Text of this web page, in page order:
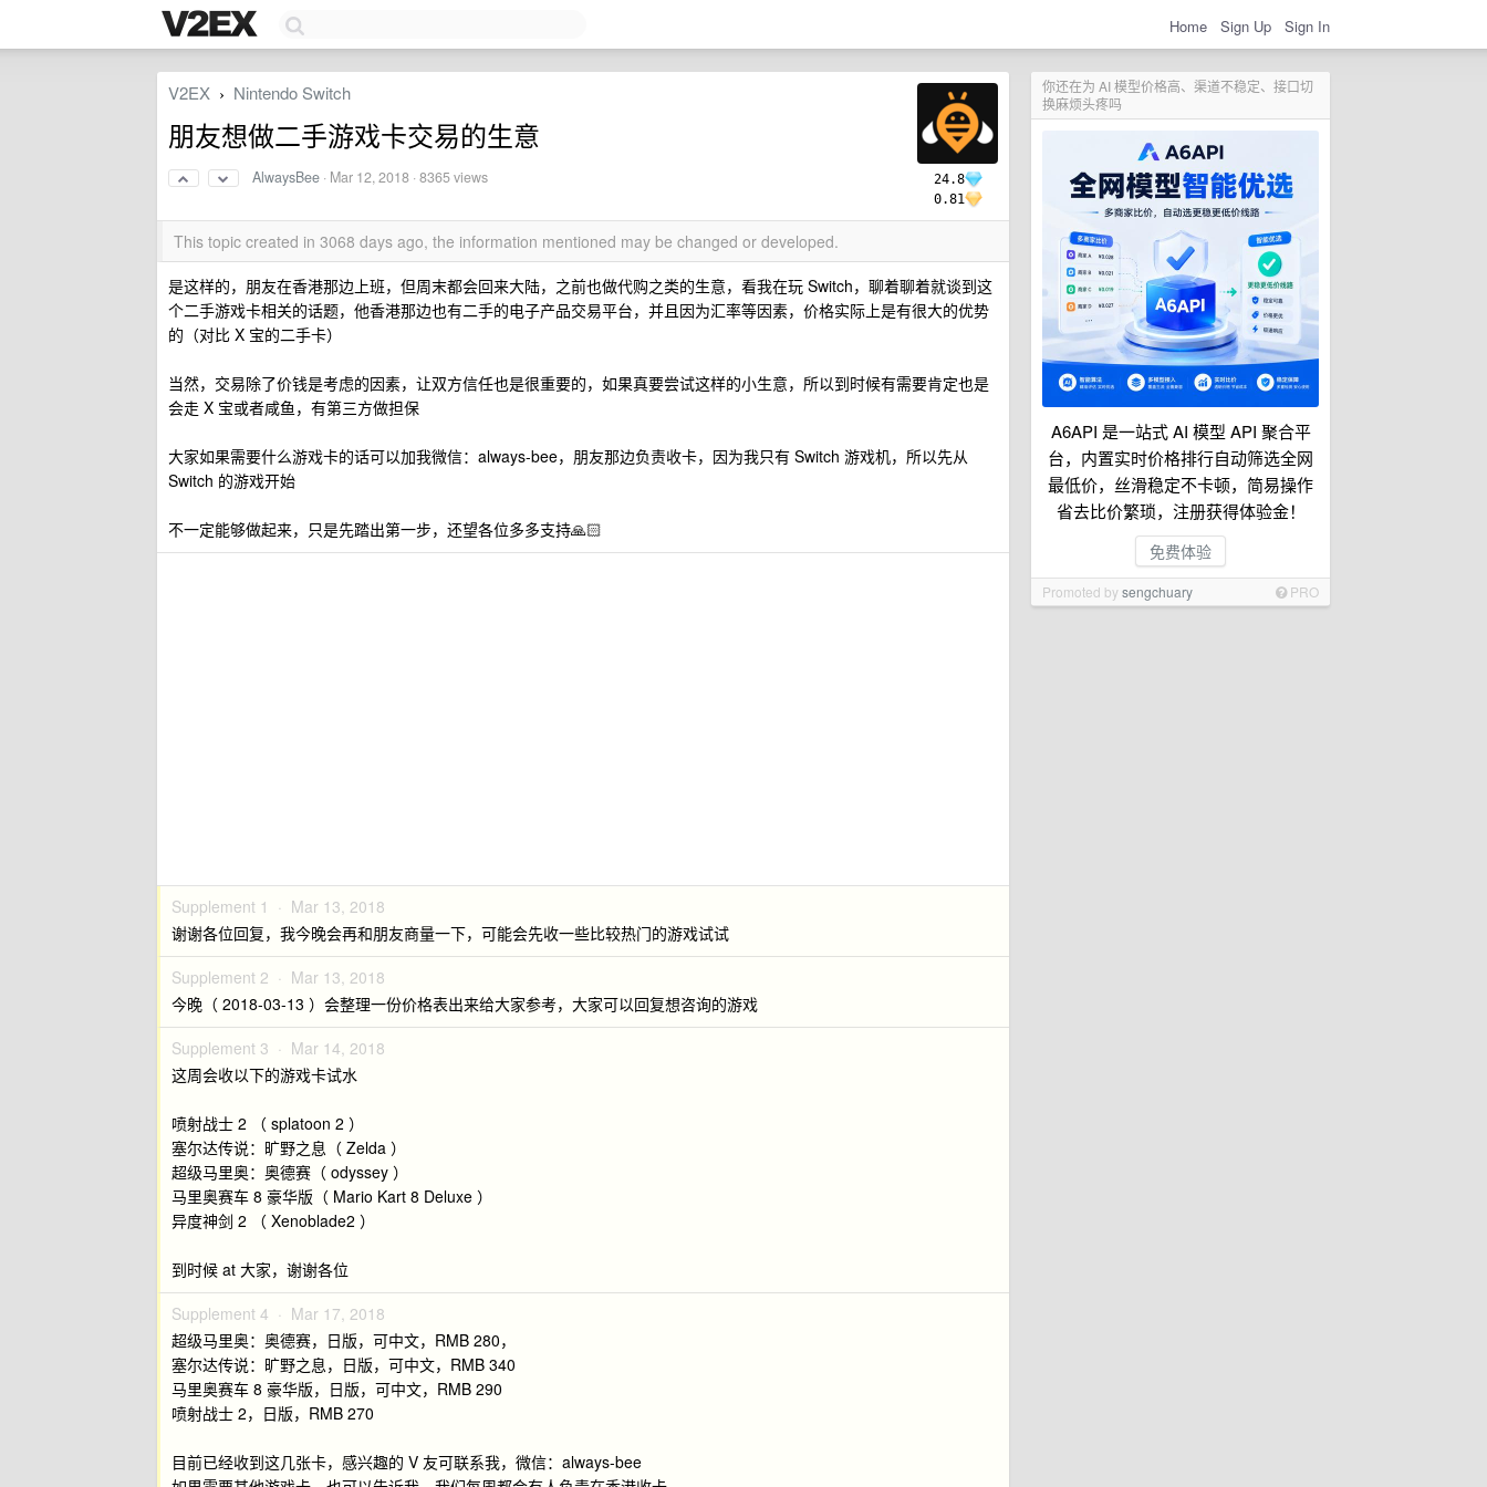
Home Sign Up Sign In
你还在为 AI 模型价格高、渠道不稳定、接口切
换麻烦头疼吗
A6API 是一站式 AI 模型 API 聚合平
台，内置实时价格排行自动筛选全网
最低价，丝滑稳定不卡顿，简易操作
省去比价繁琐，注册获得体验金！
免费体验
Promoted bysengchuary PRO
24.8
0.81
V2EX › Nintendo Switch
朋友想做二手游戏卡交易的生意
AlwaysBee · Mar 12, 2018 · 8365 views
This topic created in 3068 days ago, the information mentioned may be changed or developed.
是这样的，朋友在香港那边上班，但周末都会回来大陆，之前也做代购之类的生意，看我在玩 Switch，聊着聊着就谈到这
个二手游戏卡相关的话题，他香港那边也有二手的电子产品交易平台，并且因为汇率等因素，价格实际上是有很大的优势
的（对比 X 宝的二手卡）
当然，交易除了价钱是考虑的因素，让双方信任也是很重要的，如果真要尝试这样的小生意，所以到时候有需要肯定也是
会走 X 宝或者咸鱼，有第三方做担保
大家如果需要什么游戏卡的话可以加我微信：always-bee，朋友那边负责收卡，因为我只有 Switch 游戏机，所以先从
Switch 的游戏开始
不一定能够做起来，只是先踏出第一步，还望各位多多支持🙏🏻
Supplement 1 · Mar 13, 2018
谢谢各位回复，我今晚会再和朋友商量一下，可能会先收一些比较热门的游戏试试
Supplement 2 · Mar 13, 2018
今晚（ 2018-03-13 ）会整理一份价格表出来给大家参考，大家可以回复想咨询的游戏
Supplement 3 · Mar 14, 2018
这周会收以下的游戏卡试水
喷射战士 2 （ splatoon 2 ）
塞尔达传说：旷野之息（ Zelda ）
超级马里奥：奥德赛（ odyssey ）
马里奥赛车 8 豪华版（ Mario Kart 8 Deluxe ）
异度神剑 2 （ Xenoblade2 ）
到时候 at 大家，谢谢各位
Supplement 4 · Mar 17, 2018
超级马里奥：奥德赛，日版，可中文，RMB 280，
塞尔达传说：旷野之息，日版，可中文，RMB 340
马里奥赛车 8 豪华版，日版，可中文，RMB 290
喷射战士 2，日版，RMB 270
目前已经收到这几张卡，感兴趣的 V 友可联系我，微信：always-bee